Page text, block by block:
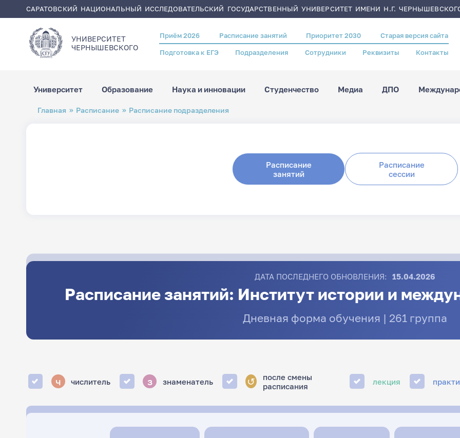
САРАТОВСКИЙ НАЦИОНАЛЬНЫЙ ИССЛЕДОВАТЕЛЬСКИЙ ГОСУДАРСТВЕННЫЙ УНИВЕРСИТЕТ ИМЕНИ Н.Г.
УНИВЕРСИТЕТ
ЧЕРНЫШЕВСКОГO
Header
menu
Приём 2026 Расписание занятий Приоритет 2030 Старая версия сайта
Подготовка к ЕГЭ Подразделения Сотрудники Реквизиты Контакты
Университет Образование Наука и инновации Студенчество Медиа ДПО
Строка
навигации
Главная Расписание Расписание подразделения
Расписание
занятий
Расписание
сессии
ДАТА ПОСЛЕДНЕГО ОБНОВЛЕНИЯ: 15.04.2026
Расписание занятий: Институт истории и
Дневная форма обучения | 261 группа
ч числитель з знаменатель ↺
после смены
расписания
лекция